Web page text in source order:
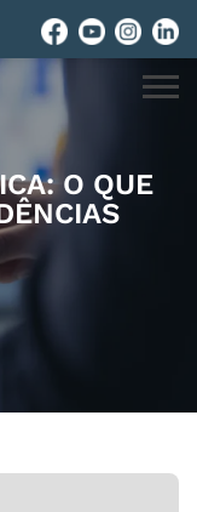
O QUE